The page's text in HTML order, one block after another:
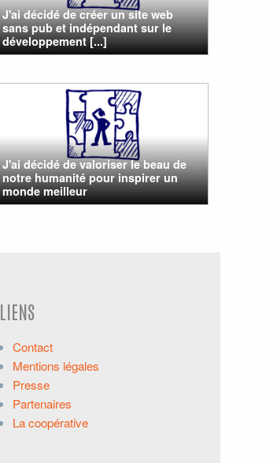
J'ai décidé de créer un site web
sans pub et indépendant sur le
développement [...]
J'ai décidé de valoriser le beau de
notre humanité pour inspirer un
monde meilleur
LIENS
Contact
Mentions légales
Presse
Partenaires
La coopérative